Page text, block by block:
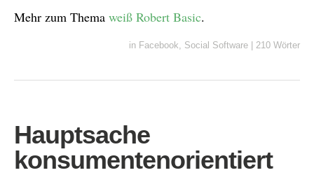
Mehr zum Thema weiß Robert Basic.
in Facebook Social Software | 210 Wörter
Hauptsache
konsumentenorientiert